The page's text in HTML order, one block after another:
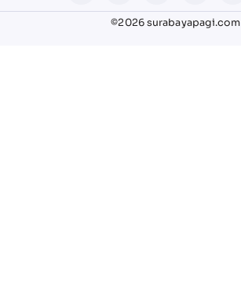
©2026 surabayapagi.com